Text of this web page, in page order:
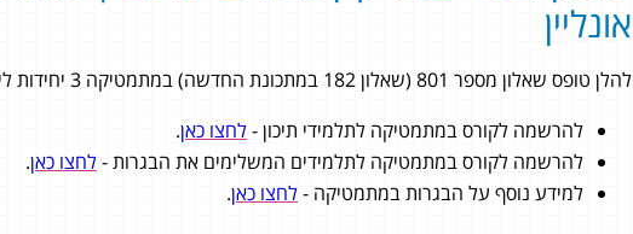
אונליין
להלן טופס שאלון מספר 801 (שאלון 182 במתכונת החדשה) במתמטיקה 3 יחידות לימוד מתוך בגרות קיץ מועד ב׳ 2019.
להרשמה לקורס במתמטיקה לתלמידי תיכון -לחצו כאן.
להרשמה לקורס במתמטיקה לתלמידים המשלימים את הבגרות -לחצו כאן.
למידע נוסף על הבגרות במתמטיקה -לחצו כאן.